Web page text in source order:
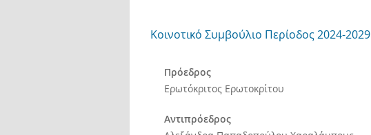
Κοινοτικό Συμβούλιο Περίοδος 2024-2029
Πρόεδρος
Ερωτόκριτος Ερωτοκρίτου
Αντιπρόεδρος